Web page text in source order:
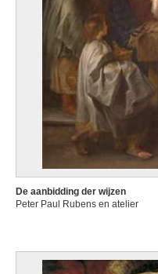
De aanbidding der wijzen
Peter Paul Rubens en atelier